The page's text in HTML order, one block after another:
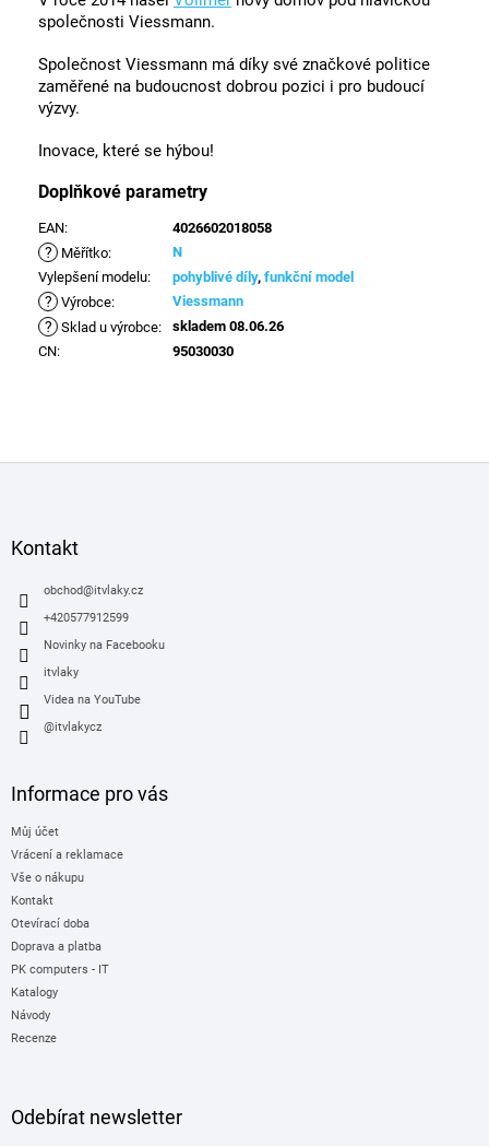
společnosti Viessmann.
Společnost Viessmann má díky své značkové politice
zaměřené na budoucnost dobrou pozici i pro budoucí
výzvy.
Inovace, které se hýbou!
Doplňkové parametry
EAN: 4026602018058
? Měřítko:
N
Vylepšení modelu: pohyblivé díly, funkční model
? Výrobce: Viessmann
? Sklad u výrobce:
skladem 08.06.26
CN: 95030030
Kontakt
obchod@itvlaky.cz
+420577912599
Novinky na Facebooku
itvlaky
Videa na YouTube
@itvlakycz
Informace pro vás
Můj účet
Vrácení a reklamace
Vše o nákupu
Kontakt
Otevírací doba
Doprava a platba
PK computers - IT
Katalogy
Návody
Recenze
Odebírat newsletter